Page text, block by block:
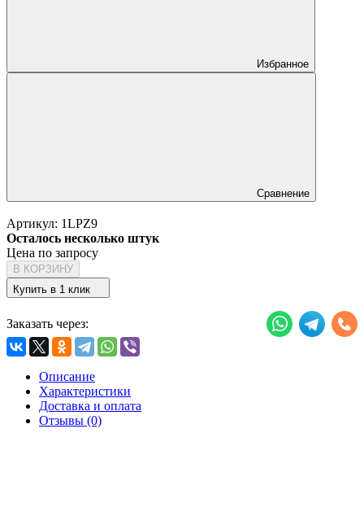
Избранное
Сравнение
Артикул: 1LPZ9
Осталось несколько штук
Цена по запросу
В КОРЗИНУ
Купить в 1 клик
Заказать через:
Описание
Характеристики
Доставка и оплата
Отзывы (0)